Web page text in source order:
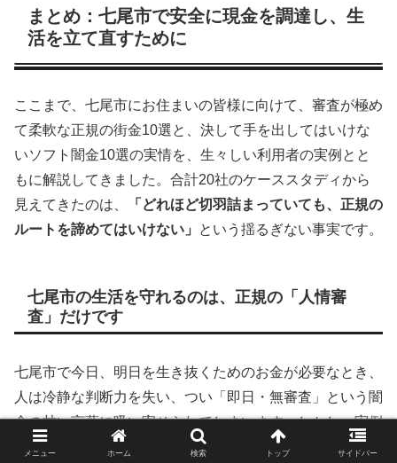
まとめ：七尾市で安全に現金を調達し、生
活を立て直すために
ここまで、七尾市にお住まいの皆様に向けて、審査が極め
て柔軟な正規の街金10選と、決して手を出してはいけな
いソフト闇金10選の実情を、生々しい利用者の実例とと
もに解説してきました。合計20社のケーススタディから
見えてきたのは、
「どれほど切羽詰まっていても、正規の
ルートを諦めてはいけない」
という揺るぎない事実です。
七尾市の生活を守れるのは、正規の「人情審
査」だけです
七尾市で今日、明日を生き抜くためのお金が必要なとき、
人は冷静な判断力を失い、つい「即日・無審査」という闇
金の甘い言葉に吸い寄せられてしまいます。しかし、実例
で紹介した通り、ソフト闇金は七尾市のあなたの家族、職
メニュー ホーム 検索 トップ サイドバー